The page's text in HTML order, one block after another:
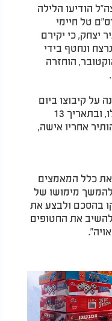
הודיעו הלילה
טל חיימי
יצחק, כי יקירם
ונחטף בידי
חמאס בבוקר ה־7 באוקטובר, הוחזרה
על קיבוצו ביום
שבת השחור. הוא היה בן 41 בנופלו, ובתאריך 13
הותיר אחריו אישה,
כלל המאמצים
מימושו של
בהסכם ולבצע את
את החטופים